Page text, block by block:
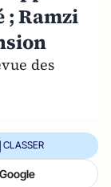
; Ramzi
des
CLASSER